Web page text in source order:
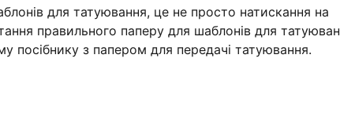
для татуювання, це не просто натискання на
правильного паперу для шаблонів для
посібнику з папером для передачі татуювання.